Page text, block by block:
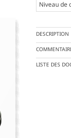
Niveau de
DESCRIPTION
LISTE DES